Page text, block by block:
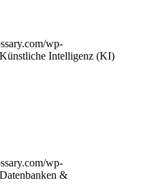
wp-
Künstliche Intelligenz (KI)
wp-
Datenbanken &